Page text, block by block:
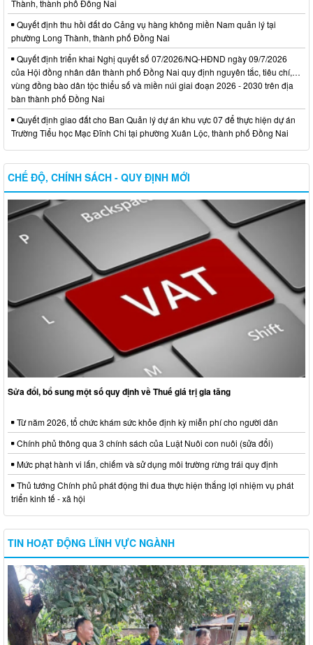
Thành, thành phố Đồng Nai
Quyết định thu hồi đất do Cảng vụ hàng không miền Nam quản lý tại
phường Long Thành, thành phố Đồng Nai
Quyết định triển khai Nghị quyết số 07/2026/NQ-HĐND ngày 09/7/2026
của Hội đồng nhân dân thành phố Đồng Nai quy định nguyên tắc, tiêu chí,…
vùng đồng bào dân tộc thiểu số và miền núi giai đoạn 2026 - 2030 trên địa
bàn thành phố Đồng Nai
Quyết định giao đất cho Ban Quản lý dự án khu vực 07 để thực hiện dự án
Trường Tiểu học Mạc Đĩnh Chi tại phường Xuân Lộc, thành phố Đồng Nai
CHẾ ĐỘ, CHÍNH SÁCH - QUY ĐỊNH MỚI
Sửa đổi, bổ sung một số quy định về Thuế giá trị gia tăng
Từ năm 2026, tổ chức khám sức khỏe định kỳ miễn phí cho người dân
Chính phủ thông qua 3 chính sách của Luật Nuôi con nuôi (sửa đổi)
Mức phạt hành vi lấn, chiếm và sử dụng môi trường rừng trái quy định
Thủ tướng Chính phủ phát động thi đua thực hiện thắng lợi nhiệm vụ phát
triển kinh tế - xã hội
TIN HOẠT ĐỘNG LĨNH VỰC NGÀNH